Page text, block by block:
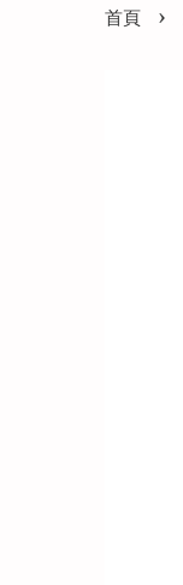
首頁 ›